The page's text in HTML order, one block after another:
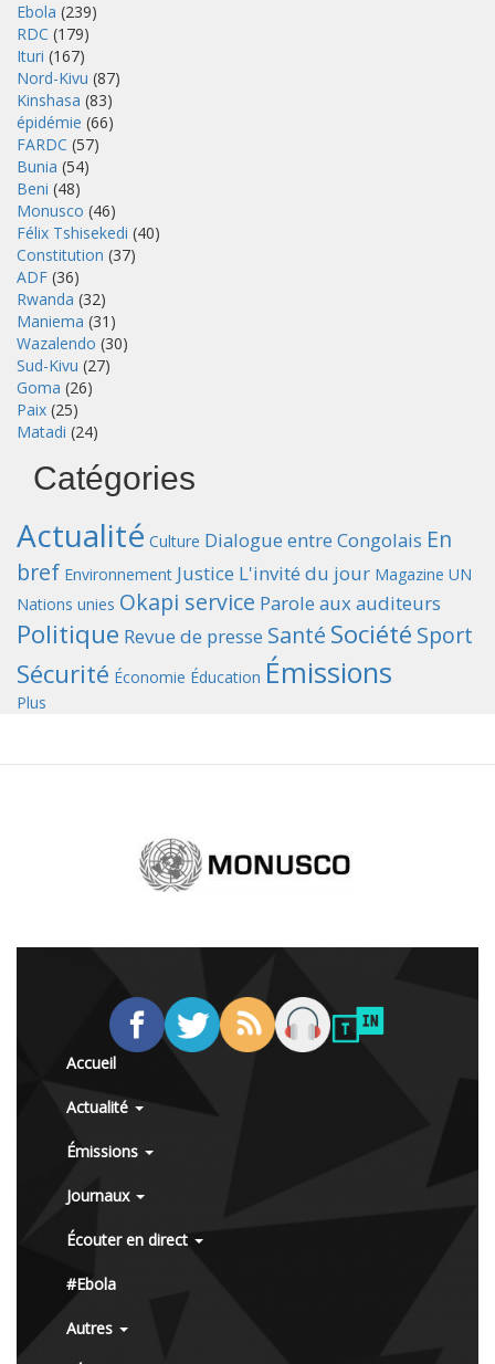
Ebola (239)
RDC (179)
Ituri (167)
Nord-Kivu (87)
Kinshasa (83)
épidémie (66)
FARDC (57)
Bunia (54)
Beni (48)
Monusco (46)
Félix Tshisekedi (40)
Constitution (37)
ADF (36)
Rwanda (32)
Maniema (31)
Wazalendo (30)
Sud-Kivu (27)
Goma (26)
Paix (25)
Matadi (24)
Catégories
Actualité Culture Dialogue entre Congolais En
bref Environnement Justice L'invité du jour Magazine UN
Nations unies Okapi service Parole aux auditeurs
Politique Revue de presse Santé Société Sport
Sécurité Économie Éducation Émissions
Plus
Accueil
Actualité
Émissions
Journaux
Écouter en direct
#Ebola
Autres